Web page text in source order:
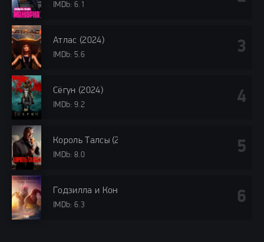
IMDb: 6.1
Атлас (2024)
IMDb: 5.6
Сёгун (2024)
IMDb: 9.2
Король Талсы (2024)
IMDb: 8.0
Годзилла и Конг: Новая империя (2024)
IMDb: 6.3